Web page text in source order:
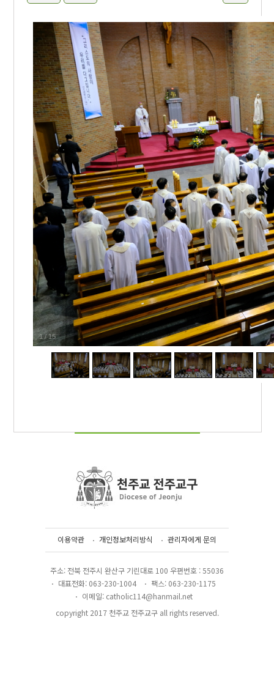
1/15
이용약관 개인정보처리방식 관리자에게 문의
주소: 전북 전주시 완산구 기린대로 100 우편번호 : 55036
대표전화: 063-230-1004
팩스: 063-230-1175
이메일: catholic114@hanmail.net
copyright 2017 천주교 전주교구 all rights reserved.